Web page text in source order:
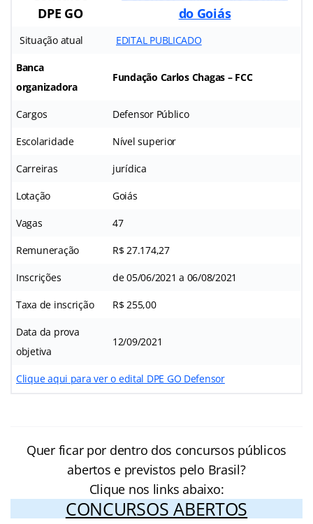
DPE GO
do Goiás
Situação atual EDITAL PUBLICADO
Banca
organizadora
Fundação Carlos Chagas – FCC
Cargos Defensor Público
Escolaridade Nível superior
Carreiras jurídica
Lotação Goiás
Vagas 47
Remuneração R$ 27.174,27
Inscrições de 05/06/2021 a 06/08/2021
Taxa de inscrição R$ 255,00
Data da prova
objetiva
12/09/2021
Clique aqui para ver o edital DPE GO Defensor
Quer ficar por dentro dos concursos públicos
abertos e previstos pelo Brasil?
Clique nos links abaixo:
CONCURSOS ABERTOS